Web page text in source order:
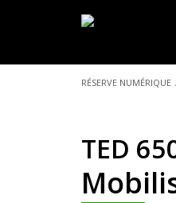
VOUS
RÉSERVE NUMÉRIQUE
TED